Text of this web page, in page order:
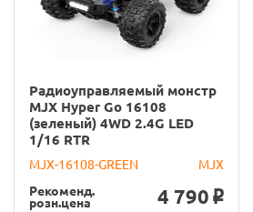
Радиоуправляемый монстр
MJX Hyper Go 16108
(зеленый) 4WD 2.4G LED
1/16 RTR
MJX-16108-GREEN
MJX
Рекоменд.
розн.цена 4 790 o